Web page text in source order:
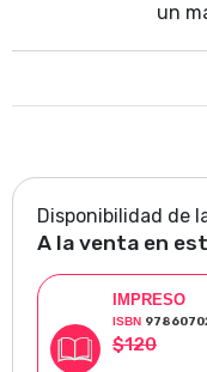
un
Disponibilidad de
A la venta en
IMPRESO
ISBN
$120